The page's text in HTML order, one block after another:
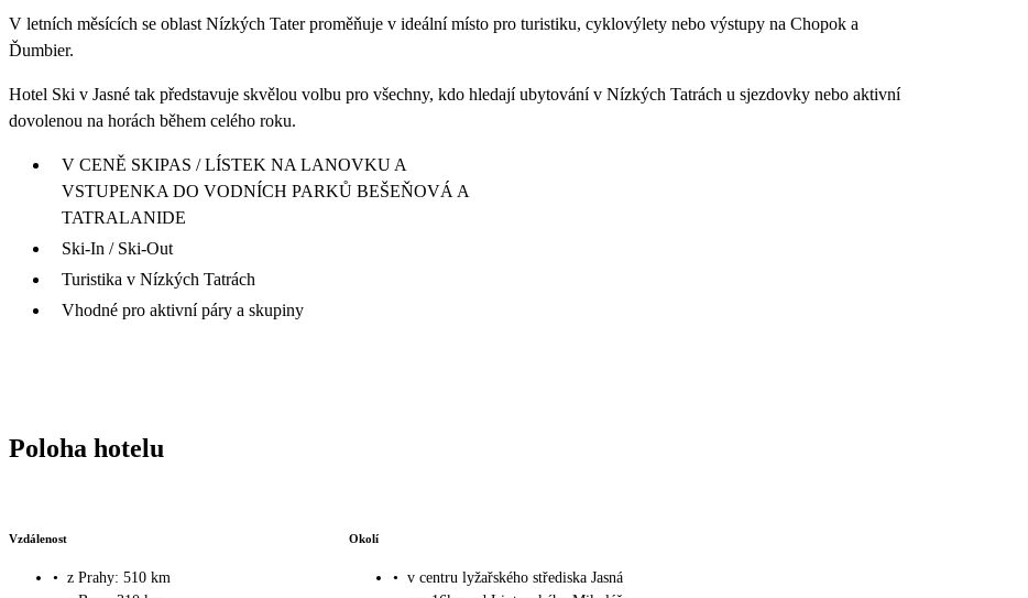
V letních měsících se oblast Nízkých Tater proměňuje v ideální místo pro turistiku, cyklovýlety nebo výstupy na Chopok a
Ďumbier.
Hotel Ski v Jasné tak představuje skvělou volbu pro všechny, kdo hledají ubytování v Nízkých Tatrách u sjezdovky nebo aktivní
dovolenou na horách během celého roku.
V CENĚ SKIPAS / LÍSTEK NA LANOVKU A
VSTUPENKA DO VODNÍCH PARKŮ BEŠEŇOVÁ A
TATRALANIDE
Ski-In / Ski-Out
Turistika v Nízkých Tatrách
Vhodné pro aktivní páry a skupiny
Poloha hotelu
Vzdálenost
• z Prahy: 510 km
Okolí
• v centru lyžařského střediska Jasná